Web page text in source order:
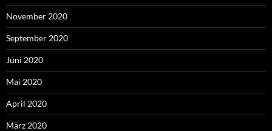
November 2020
September 2020
Juni 2020
Mai 2020
April 2020
März 2020